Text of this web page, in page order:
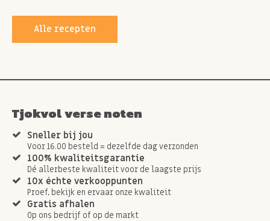
Alle recepten
Tjokvol verse noten
Sneller bij jou
Voor 16.00 besteld = dezelfde dag verzonden
100% kwaliteitsgarantie
Dé allerbeste kwaliteit voor de laagste prijs
10x échte verkooppunten
Proef, bekijk en ervaar onze kwaliteit
Gratis afhalen
Op ons bedrijf of op de markt